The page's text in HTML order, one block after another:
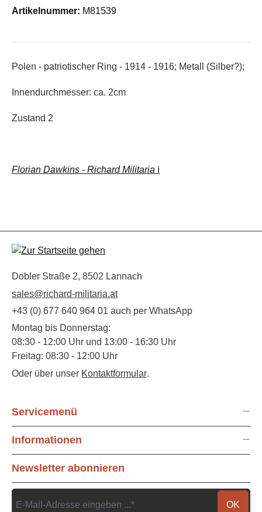
Artikelnummer: M81539
Polen - patriotischer Ring - 1914 - 1916; Metall (Silber?);
Innendurchmesser: ca. 2cm
Zustand 2
Florian Dawkins - Richard Militaria ℹ️
Dobler Straße 2, 8502 Lannach
sales@richard-militaria.at
+43 (0) 677 640 964 01 auch per WhatsApp
Montag bis Donnerstag:
08:30 - 12:00 Uhr und 13:00 - 16:30 Uhr
Freitag: 08:30 - 12:00 Uhr
Oder über unser Kontaktformular.
Servicemenü
Informationen
Newsletter abonnieren
OK